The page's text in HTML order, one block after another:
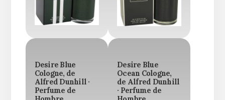
Desire Blue
Cologne, de
Alfred Dunhill ·
Perfume de
Desire Blue
Ocean Cologne,
de Alfred Dunhill
· Perfume de